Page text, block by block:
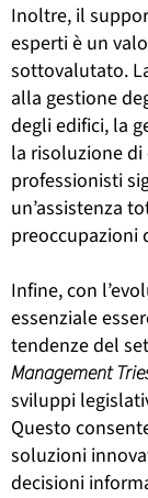
Inoltre, il
esperti è un
sottovalutato.
alla gestione
degli edifici, la
la risoluzione di
professionisti
un’assistenza
preoccupazioni
Infine, con
essenziale
tendenze del
Management
sviluppi
Questo
soluzioni
decisioni